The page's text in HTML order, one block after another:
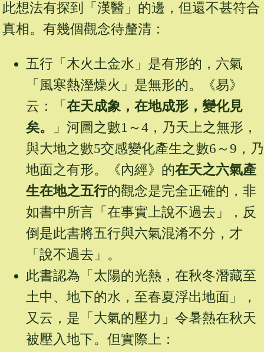
此想法有探到「漢醫」的邊，但還不甚符合
真相。有幾個觀念待釐清：
五行「木火土金水」是有形的，六氣
「風寒熱溼燥火」是無形的。《易》
云：「 在天成象，在地成形，變化見
矣。
」河圖之數1～4，乃天上之無形，
與大地之數5交感變化產生之數6～9，乃
地面之有形。《內經》的在天之六氣產
生在地之五行的觀念是完全正確的，非
如書中所言「在事實上說不過去」，反
倒是此書將五行與六氣混淆不分，才
「說不過去」。
此書認為「太陽的光熱，在秋冬潛藏至
土中、地下的水，至春夏浮出地面」，
又云，是「大氣的壓力」令暑熱在秋天
被壓入地下。但實際上：